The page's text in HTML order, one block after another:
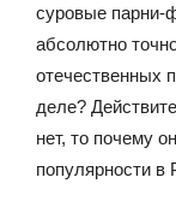
суровые парни-
абсолютно
отечественных
деле?
нет, то почему
популярности в